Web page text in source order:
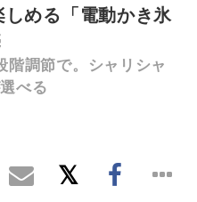
める「電動かき氷
階調節で。シャリシャ
べる